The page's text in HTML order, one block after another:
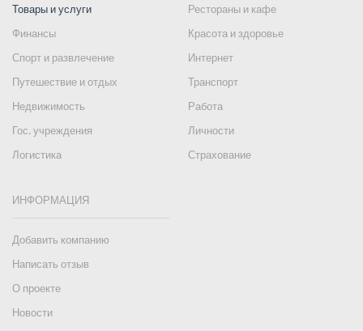
Товары и услуги
Рестораны и кафе
Финансы
Красота и здоровье
Спорт и развлечение
Интернет
Путешествие и отдых
Транспорт
Недвижимость
Работа
Гос. учреждения
Личности
Логистика
Страхование
ИНФОРМАЦИЯ
Добавить компанию
Написать отзыв
О проекте
Новости